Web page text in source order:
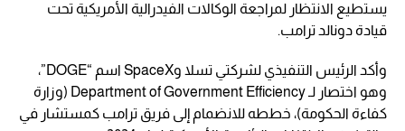
يستطيع الانتظار لمراجعة الوكالات الفيدرالية الأمريكية تحت
قيادة دونالد ترامب.
وأكد الرئيس التنفيذي لشركتي تسلا وSpaceX اسم “DOGE”،
وهو اختصار لـ Department of Government Efficiency (وزارة
كفاءة الحكومة)، خططه للانضمام إلى فريق ترامب كمستشار في